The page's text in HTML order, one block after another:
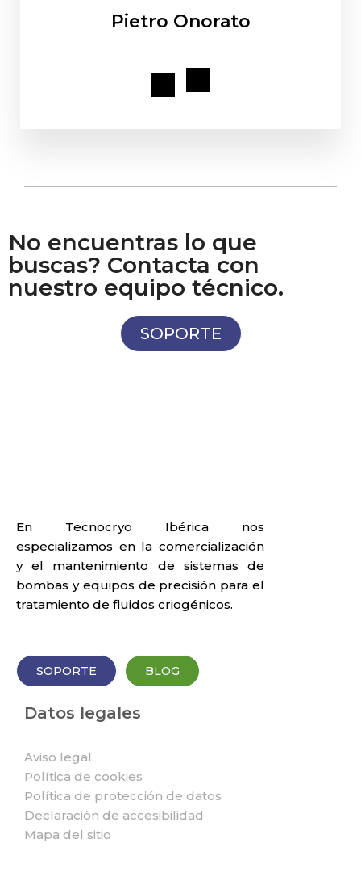
Pietro Onorato
No encuentras lo que
buscas? Contacta con
nuestro equipo técnico.
SOPORTE
En Tecnocryo Ibérica nos
especializamos en la comercialización
y el mantenimiento de sistemas de
bombas y equipos de precisión para el
tratamiento de fluidos criogénicos.
SOPORTE BLOG
Datos legales
Aviso legal
Política de cookies
Política de protección de datos
Declaración de accesibilidad
Mapa del sitio